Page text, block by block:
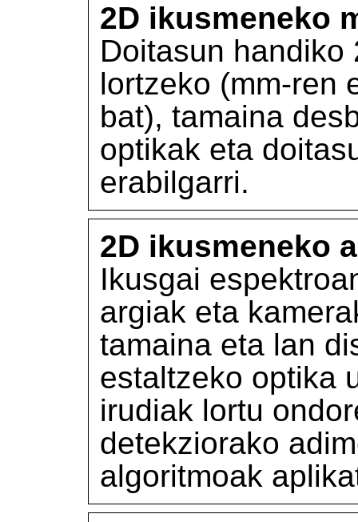
2D ikusmeneko
Doitasun handiko
lortzeko (mm-ren
bat), tamaina
optikak eta
erabilgarri.
2D ikusmeneko
Ikusgai
argiak eta
tamaina eta lan
estaltzeko optika
irudiak lortu
detekziorako
algoritmoak